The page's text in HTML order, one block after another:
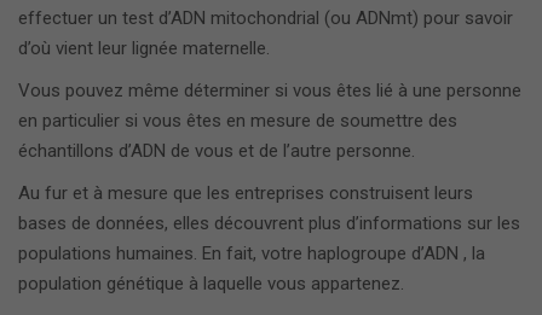
effectuer un test d’ADN mitochondrial (ou ADNmt) pour savoir
d’où vient leur lignée maternelle.
Vous pouvez même déterminer si vous êtes lié à une personne
en particulier si vous êtes en mesure de soumettre des
échantillons d’ADN de vous et de l’autre personne.
Au fur et à mesure que les entreprises construisent leurs
bases de données, elles découvrent plus d’informations sur les
populations humaines. En fait, votre haplogroupe d’ADN , la
population génétique à laquelle vous appartenez.